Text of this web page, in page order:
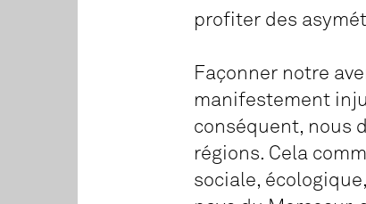
profiter des
Façonner notre
manifestement
conséquent, nous
régions. Cela
sociale,